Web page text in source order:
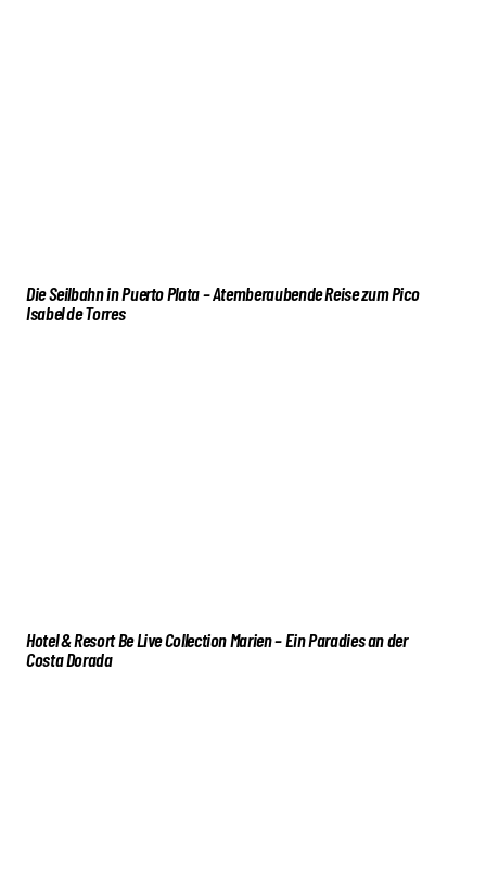
Die Seilbahn in Puerto Plata – Atemberaubende Reise zum Pico
Isabel de Torres
Hotel & Resort Be Live Collection Marien – Ein Paradies an der
Costa Dorada